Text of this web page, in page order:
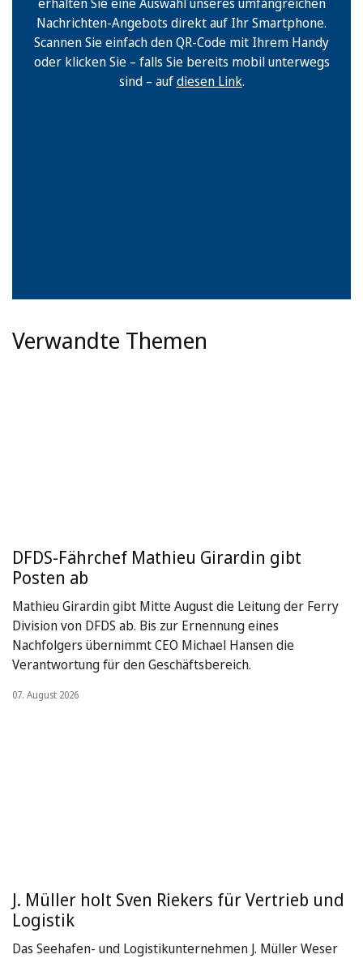
Nachrichten-Angebots direkt auf Ihr Smartphone.
Scannen Sie einfach den QR-Code mit Ihrem Handy
oder klicken Sie – falls Sie bereits mobil unterwegs
sind – aufdiesen Link.
Verwandte Themen
DFDS-Fährchef Mathieu Girardin gibt
Posten ab
Mathieu Girardin gibt Mitte August die Leitung der Ferry
Division von DFDS ab. Bis zur Ernennung eines
Nachfolgers übernimmt CEO Michael Hansen die
Verantwortung für den Geschäftsbereich.
07. August 2026
J. Müller holt Sven Riekers für Vertrieb und
Logistik
Das Seehafen- und Logistikunternehmen J. Müller Weser